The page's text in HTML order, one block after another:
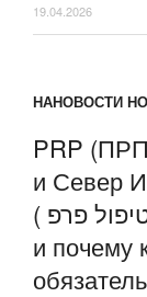
19.04.2026
НАНОВОСТИ
PRP
и Север
( טיפול פרפ ): кому она может подойти
и почему